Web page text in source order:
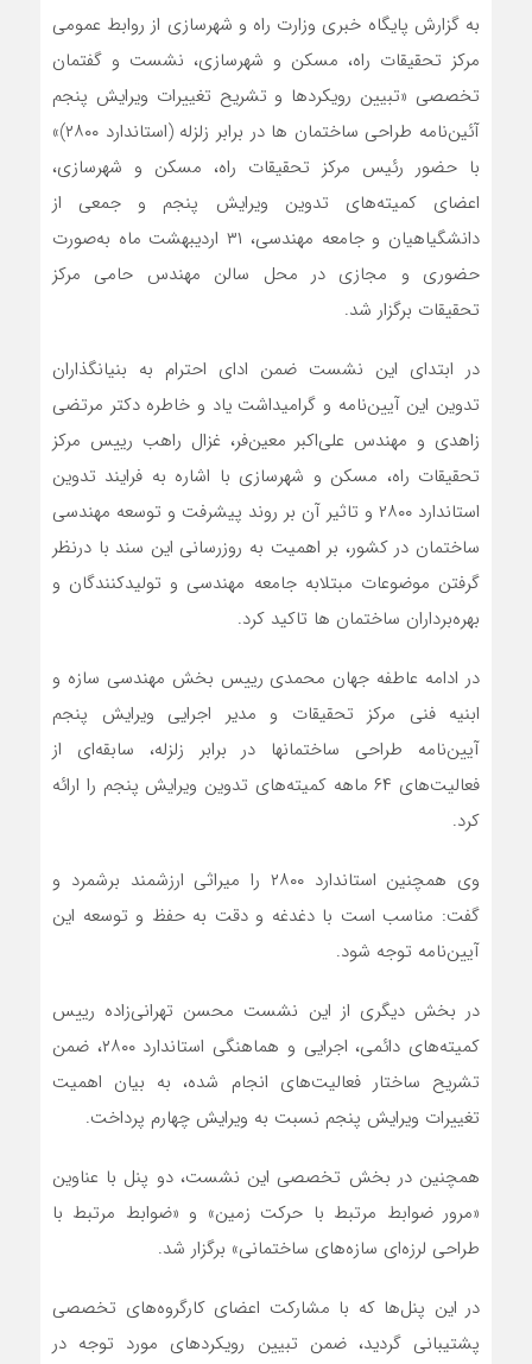
به گزارش پایگاه خبری وزارت راه و شهرسازی از روابط عمومی
مرکز تحقیقات راه، مسکن و شهرسازی، نشست و گفتمان
تخصصی «تبیین رویکردها و تشریح تغییرات ویرایش پنجم
آئین‌نامه طراحی ساختمان ها در برابر زلزله (استاندارد ۲۸۰۰)»
با حضور رئیس مرکز تحقیقات راه، مسکن و شهرسازی،
اعضای کمیته‌های تدوین ویرایش پنجم و جمعی از
دانشگیاهیان و جامعه مهندسی، ۳۱ اردیبهشت ماه به‌صورت
حضوری و مجازی در محل سالن مهندس حامی مرکز
تحقیقات برگزار شد.
در ابتدای این نشست ضمن ادای احترام به بنیانگذاران
تدوین این آیین‌نامه و گرامیداشت یاد و خاطره دکتر مرتضی
زاهدی و مهندس علی‌اکبر معین‌فر، غزال راهب رییس مرکز
تحقیقات راه، مسکن و شهرسازی با اشاره به فرایند تدوین
استاندارد ۲۸۰۰ و تاثیر آن بر روند پیشرفت و توسعه مهندسی
ساختمان در کشور، بر اهمیت به روزرسانی این سند با درنظر
گرفتن موضوعات مبتلابه جامعه مهندسی و تولیدکنندگان و
بهره‌برداران ساختمان ها تاکید کرد.
در ادامه عاطفه جهان محمدی رییس بخش مهندسی سازه و
ابنیه فنی مرکز تحقیقات و مدیر اجرایی ویرایش پنجم
آیین‌نامه طراحی ساختمانها در برابر زلزله، سابقه‌ای از
فعالیت‌های ۶۴ ماهه کمیته‌های تدوین ویرایش پنجم را ارائه
کرد.
وی همچنین استاندارد ۲۸۰۰ را میراثی ارزشمند برشمرد و
گفت: مناسب است با دغدغه و دقت به حفظ و توسعه این
آیین‌نامه توجه شود.
در بخش دیگری از این نشست محسن تهرانی‌زاده رییس
کمیته‌های دائمی، اجرایی و هماهنگی استاندارد ۲۸۰۰، ضمن
تشریح ساختار فعالیت‌های انجام شده، به بیان اهمیت
تغییرات ویرایش پنجم نسبت به ویرایش چهارم پرداخت.
همچنین در بخش تخصصی این نشست، دو پنل با عناوین
«مرور ضوابط مرتبط با حرکت زمین» و «ضوابط مرتبط با
طراحی لرزه‌ای سازه‌های ساختمانی» برگزار شد.
در این پنل‌ها که با مشارکت اعضای کارگروه‌های تخصصی
پشتیبانی گردید، ضمن تبیین رویکردهای مورد توجه در